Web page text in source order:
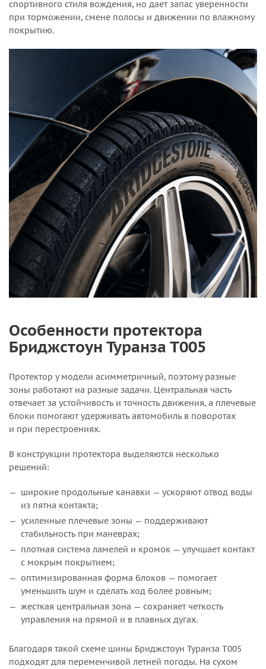
спортивного стиля вождения, но дает запас уверенности
при торможении, смене полосы и движении по влажному
покрытию.
Особенности протектора
Бриджстоун Туранза Т005
Протектор у модели асимметричный, поэтому разные
зоны работают на разные задачи. Центральная часть
отвечает за устойчивость и точность движения, а плечевые
блоки помогают удерживать автомобиль в поворотах
и при перестроениях.
В конструкции протектора выделяются несколько
решений:
широкие продольные канавки — ускоряют отвод воды
из пятна контакта;
усиленные плечевые зоны — поддерживают
стабильность при маневрах;
плотная система ламелей и кромок — улучшает контакт
с мокрым покрытием;
оптимизированная форма блоков — помогает
уменьшить шум и сделать ход более ровным;
жесткая центральная зона — сохраняет четкость
управления на прямой и в плавных дугах.
Благодаря такой схеме шины Бриджстоун Туранза T005
подходят для переменчивой летней погоды. На сухом